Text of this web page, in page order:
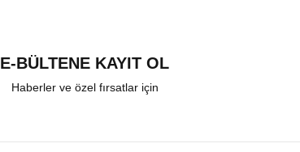
E-BÜLTENE KAYIT OL
Haberler ve özel fırsatlar için